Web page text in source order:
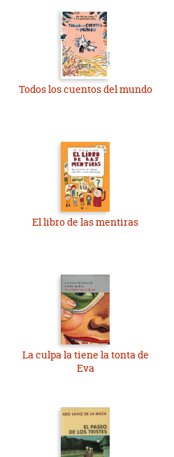
Todos los cuentos del mundo
El libro de las mentiras
La culpa la tiene la tonta de
Eva